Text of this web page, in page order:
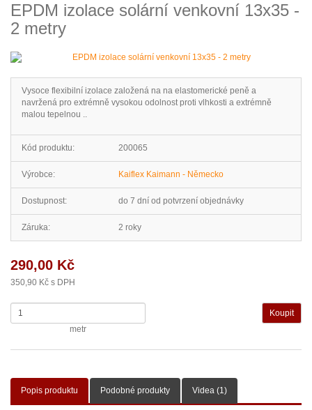
EPDM izolace solární venkovní 13x35 -
2 metry
Vysoce flexibilní izolace založená na na elastomerické peně a
navržená pro extrémně vysokou odolnost proti vlhkosti a extrémně
malou tepelnou ..
Kód produktu: 200065
Výrobce: Kaiflex Kaimann - Německo
Dostupnost: do 7 dní od potvrzení objednávky
Záruka: 2 roky
290,00 Kč
350,90 Kč s DPH
metr
Popis produktu Podobné produkty Videa (1)